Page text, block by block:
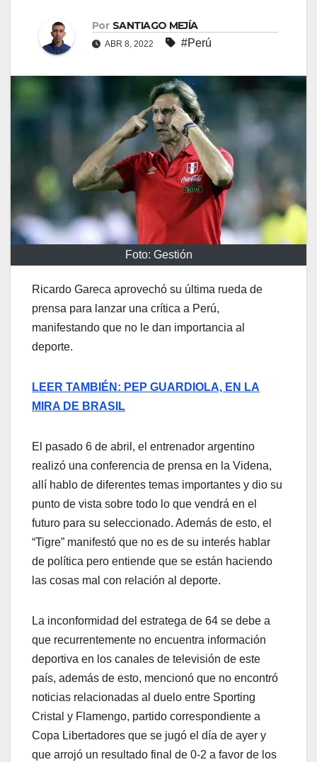
Por SANTIAGO MEJÍA
ABR 8, 2022 #Perú
Foto: Gestión
Ricardo Gareca aprovechó su última rueda de
prensa para lanzar una crítica a Perú,
manifestando que no le dan importancia al
deporte.
LEER TAMBIÉN: PEP GUARDIOLA, EN LA
MIRA DE BRASIL
El pasado 6 de abril, el entrenador argentino
realizó una conferencia de prensa en la Videna,
allí hablo de diferentes temas importantes y dio su
punto de vista sobre todo lo que vendrá en el
futuro para su seleccionado. Además de esto, el
“Tigre” manifestó que no es de su interés hablar
de política pero entiende que se están haciendo
las cosas mal con relación al deporte.
La inconformidad del estratega de 64 se debe a
que recurrentemente no encuentra información
deportiva en los canales de televisión de este
país, además de esto, mencionó que no encontró
noticias relacionadas al duelo entre Sporting
Cristal y Flamengo, partido correspondiente a
Copa Libertadores que se jugó el día de ayer y
que arrojó un resultado final de 0-2 a favor de los